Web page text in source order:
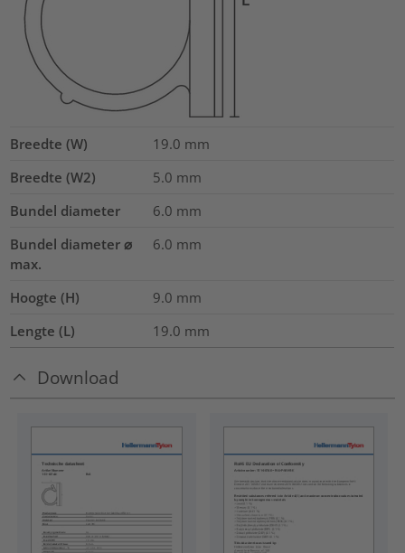
Breedte (W) 19.0 mm
Breedte (W2)
5.0 mm
Bundel diameter
6.0 mm
Bundel diameter ⌀
max.
6.0 mm
Hoogte (H) 9.0 mm
Lengte (L)
19.0 mm
Download